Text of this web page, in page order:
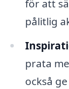
för att
pålitlig
prata
också